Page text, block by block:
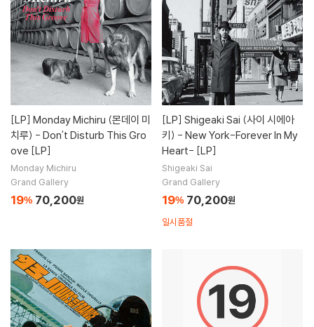
[LP] Monday Michiru (몬데이 미
치루) - Don't Disturb This Gro
ove [LP]
Monday Michiru
Grand Gallery
19% 70,200원
[LP] Shigeaki Sai (사이 시에아
키) - New York-Forever In My
Heart- [LP]
Shigeaki Sai
Grand Gallery
19% 70,200원
일시품절